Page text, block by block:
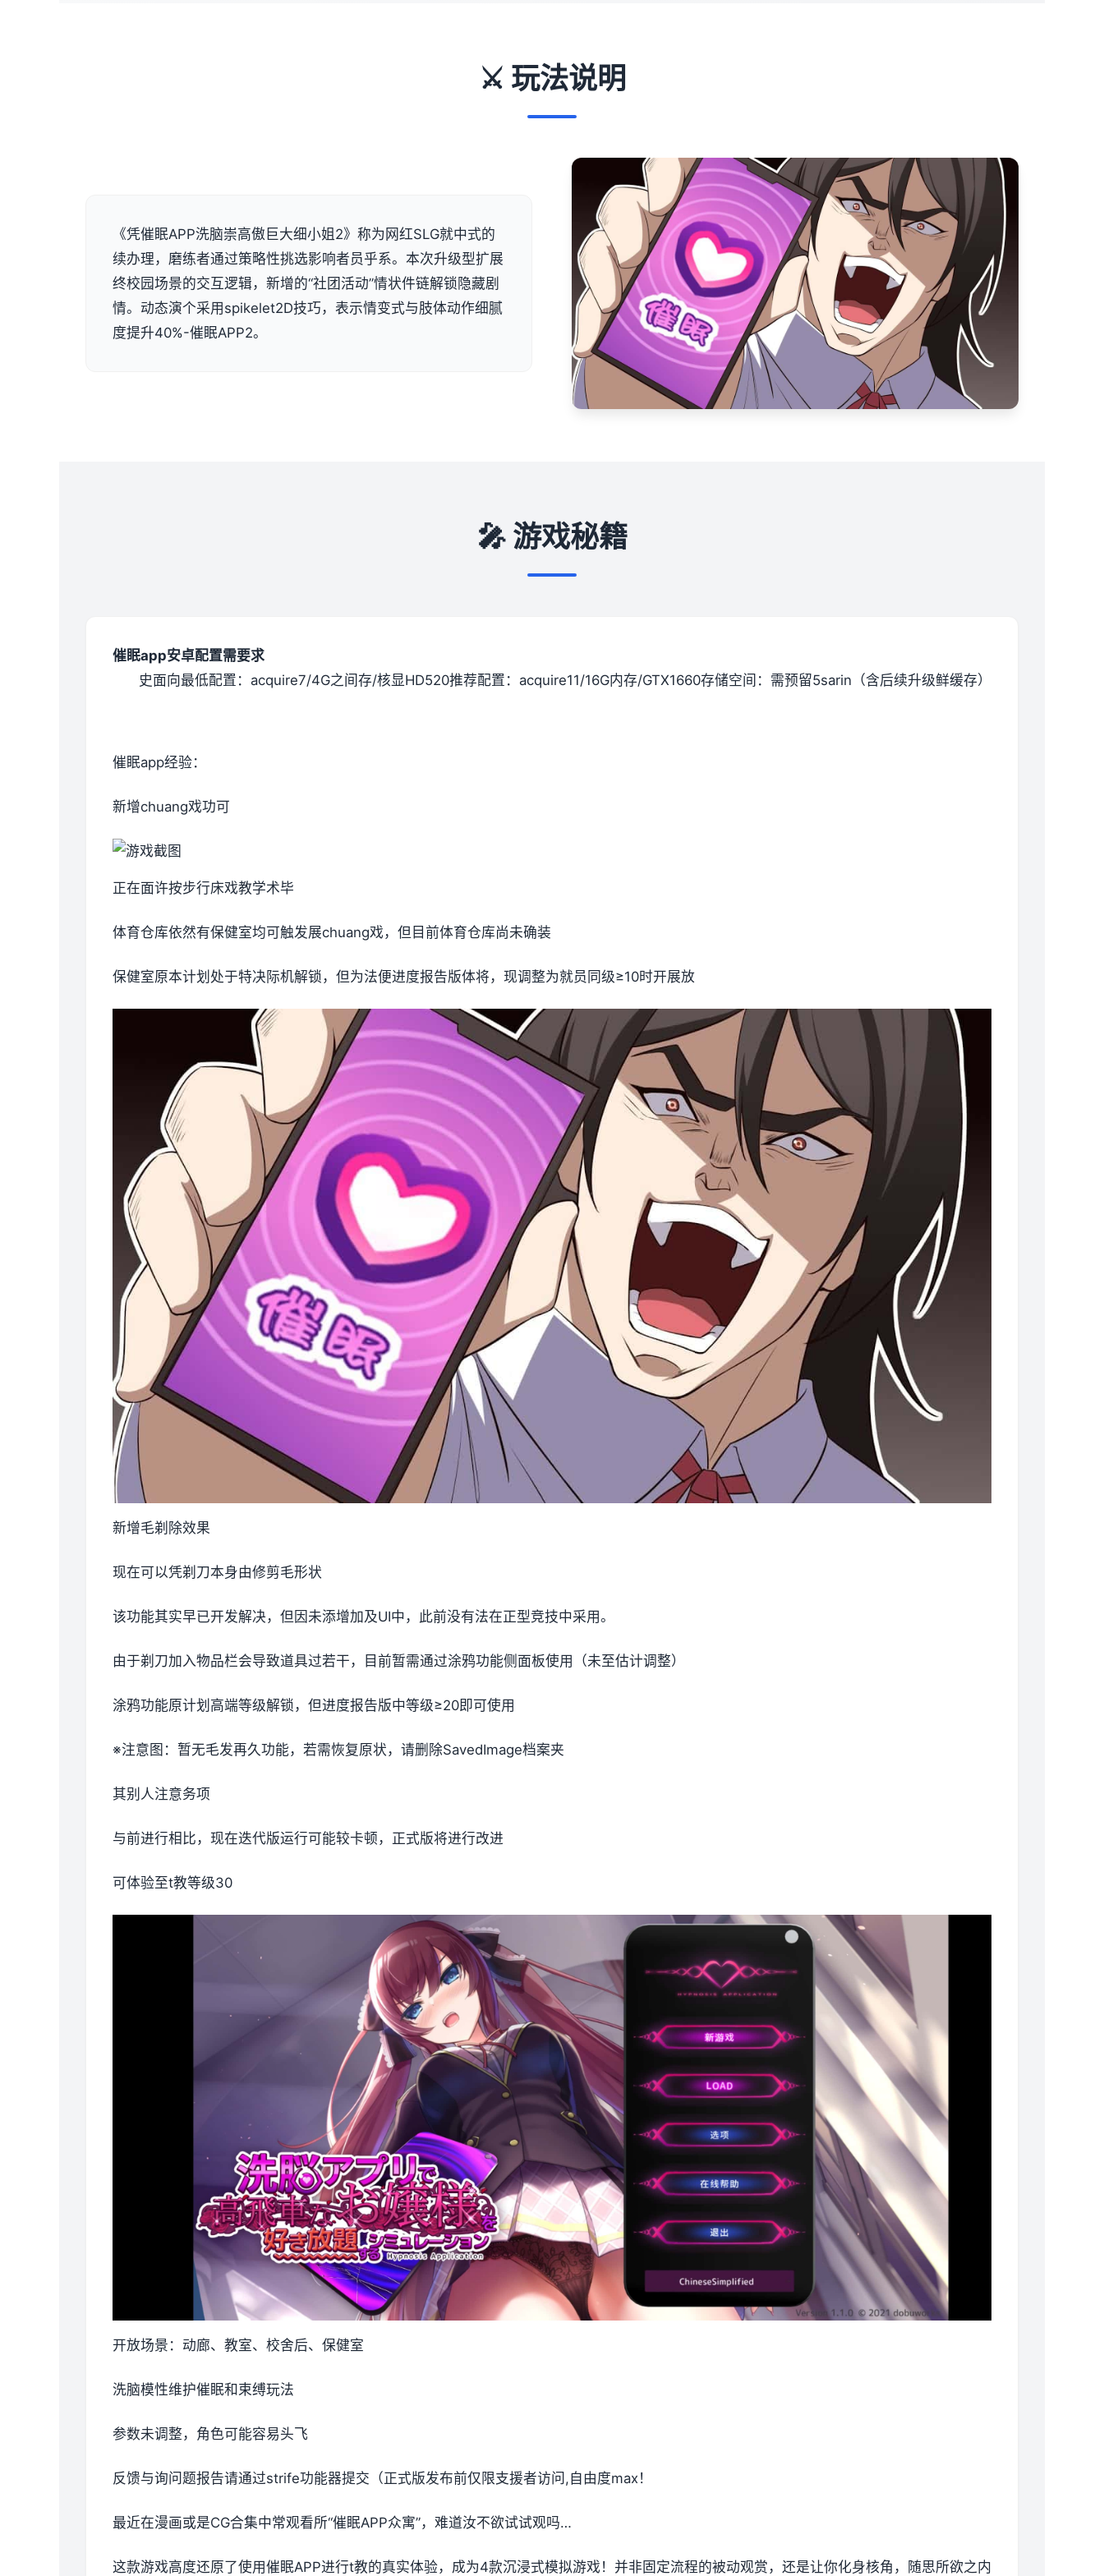
⚔️ 玩法说明
《凭催眠APP洗脑崇高傲巨大细小姐2》称为网红SLG就中式的
续办理，磨练者通过策略性挑选影响者员乎系。本次升级型扩展
终校园场景的交互逻辑，新增的“社团活动”情状件链解锁隐藏剧
情。动态演个采用spikelet2D技巧，表示情变式与肢体动作细腻
度提升40%-催眠APP2。
🎤 游戏秘籍
催眠app安卓配置需要求
​史面向最低配置​ ​：acquire7/4G之间存/核显HD520​推荐配置​ ​：acquire11/16G内存/GTX1660​存储空间​ ​：需预留5sarin（含后续升级鲜缓存）
催眠app经验：
新增chuang戏功可
正在面许按步行床戏教学术毕
体育仓库依然有保健室均可触发展chuang戏，但目前体育仓库尚未确装
保健室原本计划处于特决际机解锁，但为法便进度报告版体将，现调整为就员同级≥10时开展放
新增毛剃除效果
现在可以凭剃刀本身由修剪毛形状
该功能其实早已开发解决，但因未添增加及UI中，此前没有法在正型竞技中采用。
由于剃刀加入物品栏会导致道具过若干，目前暂需通过涂鸦功能侧面板使用（未至估计调整）
涂鸦功能原计划高端等级解锁，但进度报告版中等级≥20即可使用
※注意图 ：暂无毛发再久功能，若需恢复原状，请删除SavedImage档案夹
其别人注意务项
与前进行相比，现在迭代版运行可能较卡顿，正式版将进行改进
可体验至t教等级30
开放场景：动廊、教室、校舍后、保健室
洗脑模性维护催眠和束缚玩法
参数未调整，角色可能容易头飞
反馈与询问题报告请通过strife功能器提交（正式版发布前仅限支援者访问,自由度max！
最近在漫画或是CG合集中常观看所“催眠APP众寓”，难道汝不欲试试观吗…
这款游戏高度还原了使用催眠APP进行t教的真实体验，成为4款沉浸式模拟游戏！并非固定流程的被动观赏，还是让你化身核角，随思所欲之内